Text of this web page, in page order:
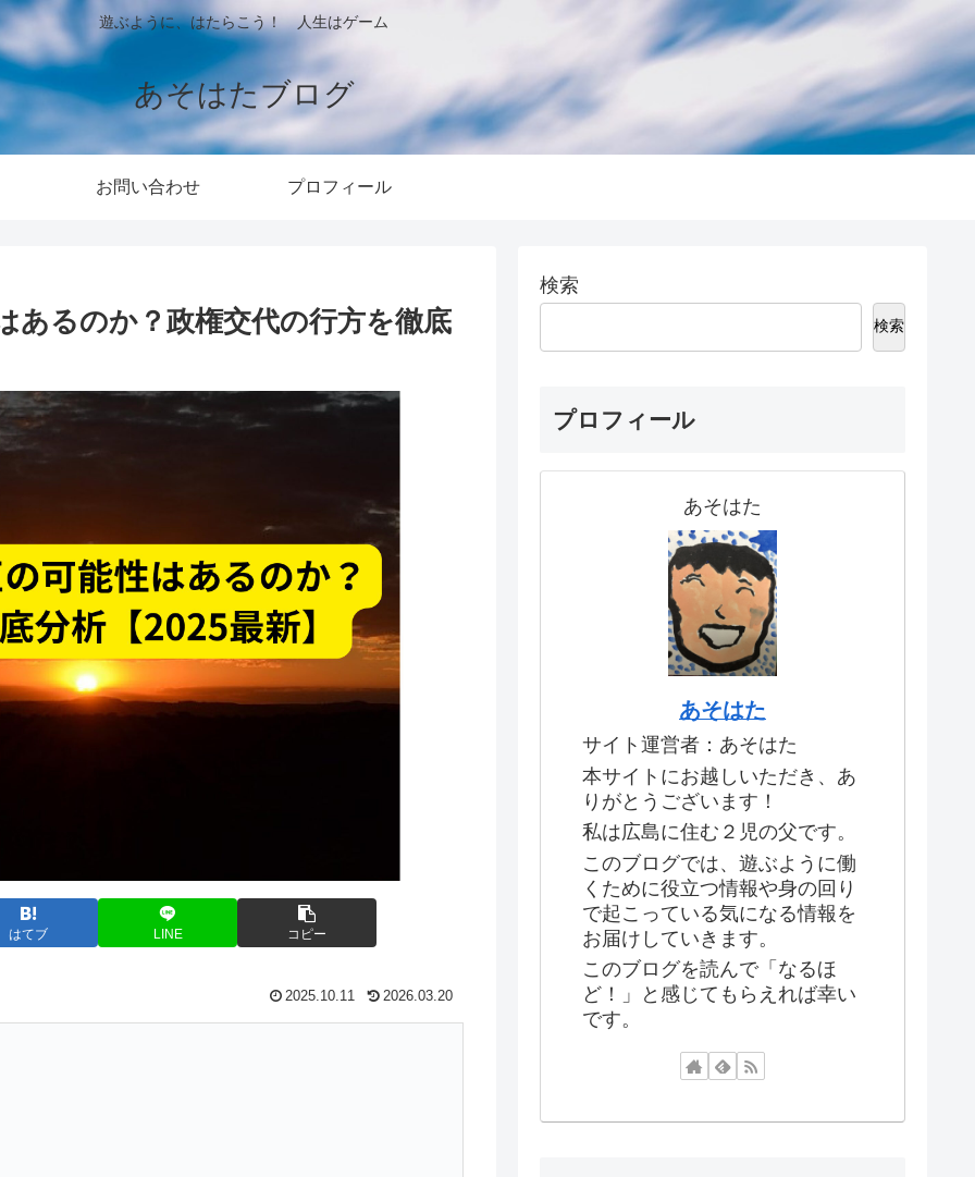
遊ぶように、はたらこう！ 人生はゲーム
あそはたブログ
お問い合わせ プロフィール
あるのか？政権交代の行方を徹底
はてブ LINE コピー
2025.10.11 2026.03.20
検索
検索
プロフィール
あそはた
あそはた
サイト運営者：あそはた
本サイトにお越しいただき、あ
りがとうございます！
私は広島に住む２児の父です。
このブログでは、遊ぶように働
くために役立つ情報や身の回り
で起こっている気になる情報を
お届けしていきます。
このブログを読んで「なるほ
ど！」と感じてもらえれば幸い
です。